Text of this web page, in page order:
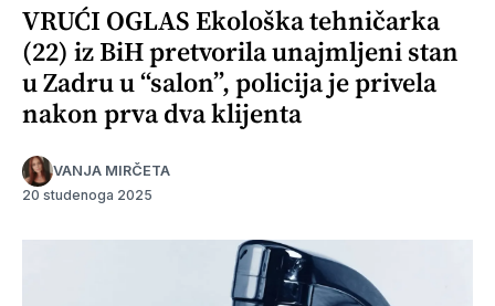
VRUĆI OGLAS Ekološka tehničarka
(22) iz BiH pretvorila unajmljeni stan
u Zadru u “salon”, policija je privela
nakon prva dva klijenta
VANJA MIRČETA
20 studenoga 2025